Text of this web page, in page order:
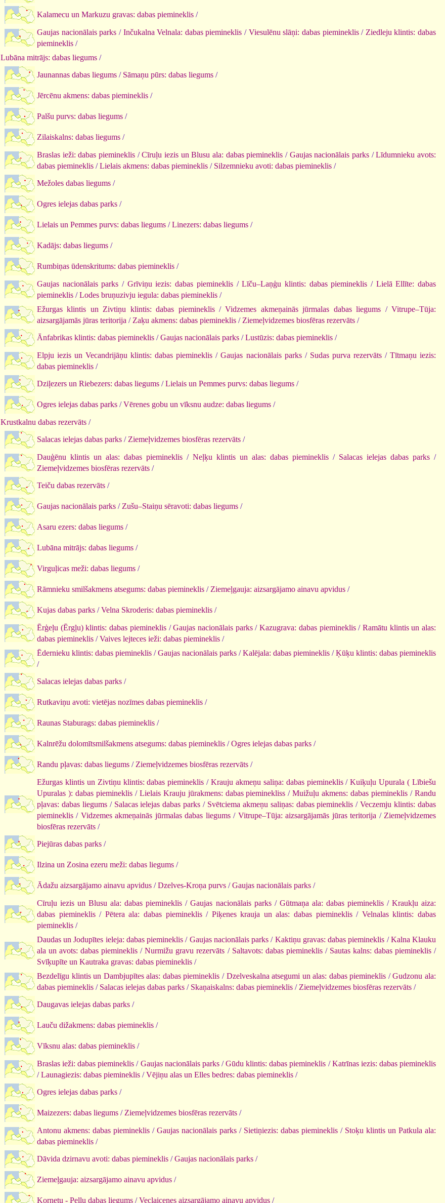
Kalamecu un Markuzu gravas: dabas piemineklis /
Gaujas nacionālais parks / Inčukalna Velnala: dabas piemineklis / Viesulēnu slāņi: dabas piemineklis/ Ziedleju klintis: dabas
piemineklis /
Lubāna mitrājs: dabas liegums /
Jaunannas dabas liegums / Sāmaņu pūrs: dabas liegums /
Jērcēnu akmens: dabas piemineklis /
Palšu purvs: dabas liegums /
Zilaiskalns: dabas liegums /
Braslas ieži: dabas piemineklis /Cīruļu iezis un Blusu ala: dabas piemineklis / Gaujas nacionālais parks /Līdumnieku avots:
dabas piemineklis /Lielais akmens: dabas piemineklis / Silzemnieku avoti: dabas piemineklis /
Mežoles dabas liegums /
Ogres ielejas dabas parks /
Lielais un Pemmes purvs: dabas liegums /Linezers: dabas liegums /
Kadājs: dabas liegums /
Rumbiņas ūdenskritums: dabas piemineklis /
Gaujas nacionālais parks / Grīviņu iezis: dabas piemineklis/Līču–Laņģu klintis: dabas piemineklis / Lielā Ellīte: dabas
piemineklis /Lodes bruņuzivju iegula: dabas piemineklis /
Ežurgas klintis un Zivtiņu klintis: dabas piemineklis/Vidzemes akmeņainās jūrmalas dabas liegums /Vitrupe–Tūja:
aizsargājamās jūras teritorija / Zaķu akmens: dabas piemineklis / Ziemeļvidzemes biosfēras rezervāts /
Ānfabrikas klintis: dabas piemineklis /Gaujas nacionālais parks /Lustūzis: dabas piemineklis /
Elpju iezis un Vecandrijāņu klintis: dabas piemineklis /Gaujas nacionālais parks/ Sudas purva rezervāts/ Tītmaņu iezis:
dabas piemineklis /
Dziļezers un Riebezers: dabas liegums /Lielais un Pemmes purvs: dabas liegums /
Ogres ielejas dabas parks /Vērenes gobu un vīksnu audze: dabas liegums /
Krustkalnu dabas rezervāts /
Salacas ielejas dabas parks / Ziemeļvidzemes biosfēras rezervāts /
Dauģēnu klintis un alas: dabas piemineklis / Neļķu klintis un alas: dabas piemineklis / Salacas ielejas dabas parks /
Ziemeļvidzemes biosfēras rezervāts /
Teiču dabas rezervāts /
Gaujas nacionālais parks / Zušu–Staiņu sēravoti: dabas liegums /
Asaru ezers: dabas liegums /
Lubāna mitrājs: dabas liegums /
Virguļicas meži: dabas liegums /
Rāmnieku smilšakmens atsegums: dabas piemineklis / Ziemeļgauja: aizsargājamo ainavu apvidus /
Kujas dabas parks /Velna Skroderis: dabas piemineklis /
Ērģeļu (Ērgļu) klintis: dabas piemineklis/Gaujas nacionālais parks/Kazugrava: dabas piemineklis/ Ramātu klintis un alas:
dabas piemineklis /Vaives lejteces ieži: dabas piemineklis /
Ēdernieku klintis: dabas piemineklis /Gaujas nacionālais parks /Kalējala: dabas piemineklis /Ķūķu klintis: dabas piemineklis
/
Salacas ielejas dabas parks /
Rutkaviņu avoti: vietējas nozīmes dabas piemineklis /
Raunas Staburags: dabas piemineklis /
Kalnrēžu dolomītsmilšakmens atsegums: dabas piemineklis /Ogres ielejas dabas parks /
Randu pļavas: dabas liegums / Ziemeļvidzemes biosfēras rezervāts /
Ežurgas klintis un Zivtiņu klintis: dabas piemineklis /Krauju akmeņu saliņa: dabas piemineklis/Kuiķuļu Upurala ( Lībiešu
Upuralas ): dabas piemineklis/ Lielais Krauju jūrakmens: dabas pieminekliss /Muižuļu akmens: dabas piemineklis / Randu
pļavas: dabas liegums/ Salacas ielejas dabas parks / Svētciema akmeņu saliņas: dabas piemineklis /Veczemju klintis: dabas
piemineklis / Vidzemes akmeņainās jūrmalas dabas liegums/ Vitrupe–Tūja: aizsargājamās jūras teritorija / Ziemeļvidzemes
biosfēras rezervāts /
Piejūras dabas parks /
Ilzina un Zosina ezeru meži: dabas liegums /
Ādažu aizsargājamo ainavu apvidus /Dzelves-Kroņa purvs /Gaujas nacionālais parks /
Cīruļu iezis un Blusu ala: dabas piemineklis /Gaujas nacionālais parks/ Gūtmaņa ala: dabas piemineklis/Kraukļu aiza:
dabas piemineklis/ Pētera ala: dabas piemineklis/ Piķenes krauja un alas: dabas piemineklis/ Velnalas klintis: dabas
piemineklis /
Daudas un Jodupītes ieleja: dabas piemineklis / Gaujas nacionālais parks / Kaktiņu gravas: dabas piemineklis /Kalna Klauku
ala un avots: dabas piemineklis /Nurmižu gravu rezervāts / Saltavots: dabas piemineklis/ Sautas kalns: dabas piemineklis /
Svīķupīte un Kautraka gravas: dabas piemineklis /
Bezdelīgu klintis un Dambjupītes alas: dabas piemineklis / Dzelveskalna atsegumi un alas: dabas piemineklis /Gudzonu ala:
dabas piemineklis / Salacas ielejas dabas parks / Skaņaiskalns: dabas piemineklis / Ziemeļvidzemes biosfēras rezervāts /
Daugavas ielejas dabas parks /
Lauču dižakmens: dabas piemineklis /
Vīksnu alas: dabas piemineklis /
Braslas ieži: dabas piemineklis / Gaujas nacionālais parks/Gūdu klintis: dabas piemineklis /Katrīnas iezis: dabas piemineklis
/Launagiezis: dabas piemineklis /Vējiņu alas un Elles bedres: dabas piemineklis /
Ogres ielejas dabas parks /
Maizezers: dabas liegums / Ziemeļvidzemes biosfēras rezervāts /
Antonu akmens: dabas piemineklis / Gaujas nacionālais parks / Sietiņiezis: dabas piemineklis / Stoķu klintis un Patkula ala:
dabas piemineklis /
Dāvida dzirnavu avoti: dabas piemineklis /Gaujas nacionālais parks /
Ziemeļgauja: aizsargājamo ainavu apvidus /
Kornetu - Peļļu dabas liegums /Veclaicenes aizsargājamo ainavu apvidus /